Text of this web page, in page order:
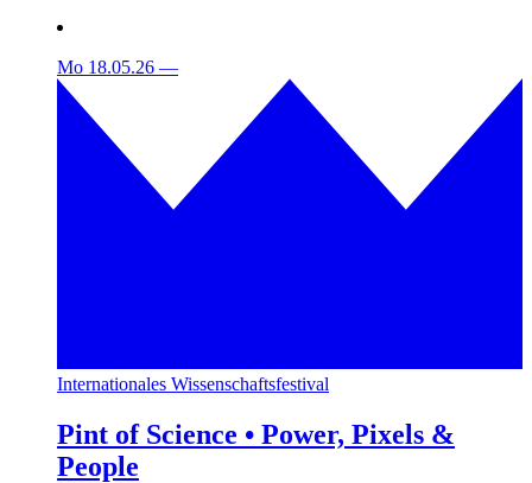
Mo 18.05.26 —
Internationales Wissenschaftsfestival
Pint of Science • Power, Pixels &
People